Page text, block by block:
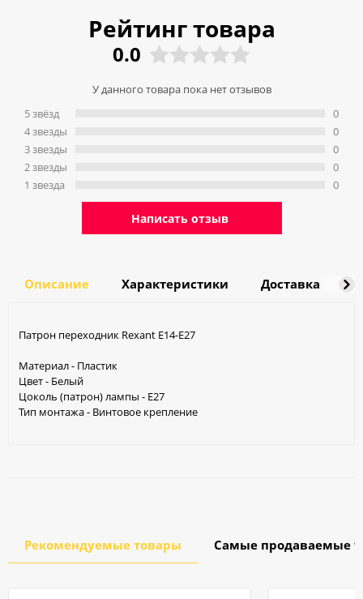
Рейтинг товара
0.0
У данного товара пока нет отзывов
5 звёзд
4 звeзды
3 звeзды
2 звeзды
1 звeзда
0
0
0
0
0
Написать отзыв
Описание Характеристики Доставка
Патрон переходник Rexant E14-Е27
Материал - Пластик
Цвет - Белый
Цоколь (патрон) лампы - E27
Тип монтажа - Винтовое крепление
Рекомендуемые товары Самые продаваемые